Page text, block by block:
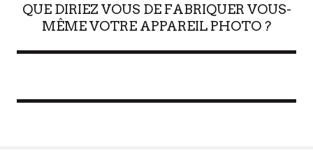
QUE DIRIEZ VOUS DE FABRIQUER VOUS-
MÊME VOTRE APPAREIL PHOTO ?